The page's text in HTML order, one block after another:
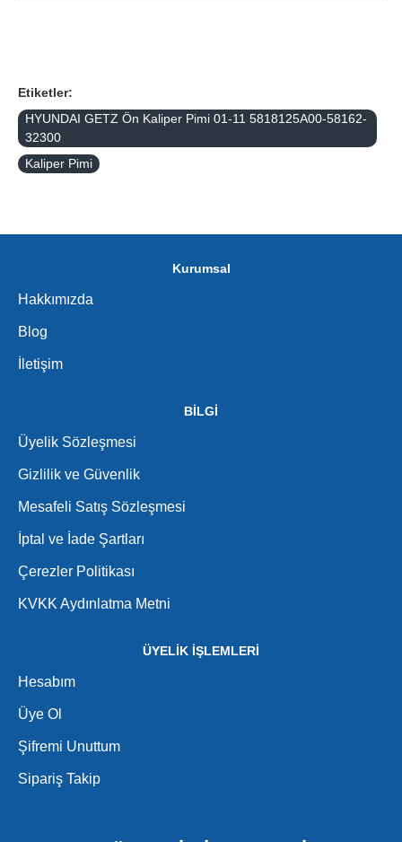
Etiketler:
HYUNDAI GETZ Ön Kaliper Pimi 01-11 5818125A00-58162-
32300
Kaliper Pimi
Kurumsal
Hakkımızda
Blog
İletişim
BİLGİ
Üyelik Sözleşmesi
Gizlilik ve Güvenlik
Mesafeli Satış Sözleşmesi
İptal ve İade Şartları
Çerezler Politikası
KVKK Aydınlatma Metni
ÜYELİK İŞLEMLERİ
Hesabım
Üye Ol
Şifremi Unuttum
Sipariş Takip